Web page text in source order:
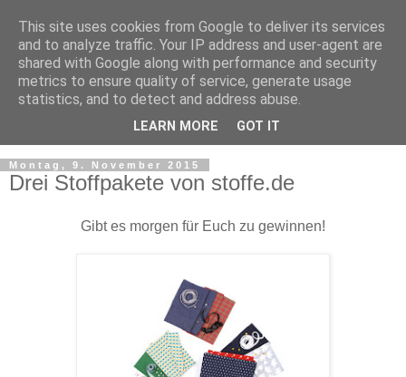
Montag, 9. November 2015
Drei Stoffpakete von stoffe.de
Gibt es morgen für Euch zu gewinnen!
This site uses cookies from Google to deliver its services
and to analyze traffic. Your IP address and user-agent are
shared with Google along with performance and security
metrics to ensure quality of service, generate usage
statistics, and to detect and address abuse.
LEARN MORE GOT IT